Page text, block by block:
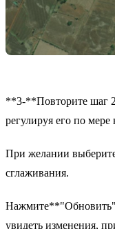
**3-**Повторите шаг
регулируя его по мере
При желании
сглаживания.
увидеть изменения,